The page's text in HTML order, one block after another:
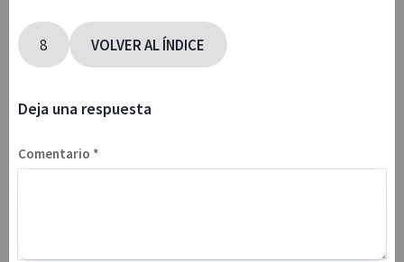
8 VOLVER AL ÍNDICE
Deja una respuesta
Comentario *